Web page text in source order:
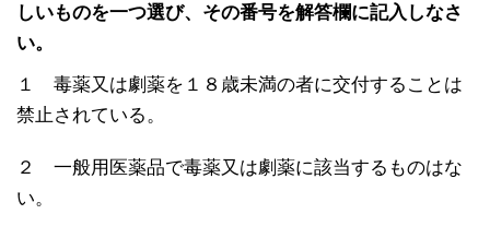
しいものを一つ選び、その番号を解答欄に記入しなさ
い。
１ 毒薬又は劇薬を１８歳未満の者に交付することは
禁止されている。
２ 一般用医薬品で毒薬又は劇薬に該当するものはな
い。